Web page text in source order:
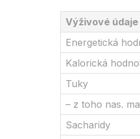
Výživové údaje
Energetická
Kalorická
Tuky
– z toho nas.
Sacharidy